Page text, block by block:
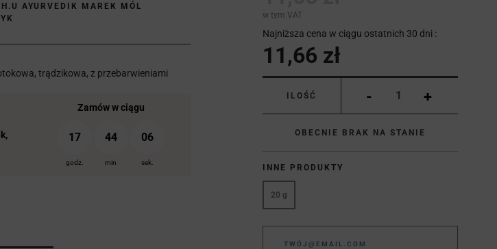
AYURVEDIK MAREK MÓL
trądzikowa, z przebarwieniami
Zamów w ciągu
17 44 05
godz. min sek.
w tym VAT
Najniższa cena w ciągu ostatnich 30 dni :
11,66 zł
ILOŚĆ - +
OBECNIE BRAK NA STANIE
INNE PRODUKTY
20 g